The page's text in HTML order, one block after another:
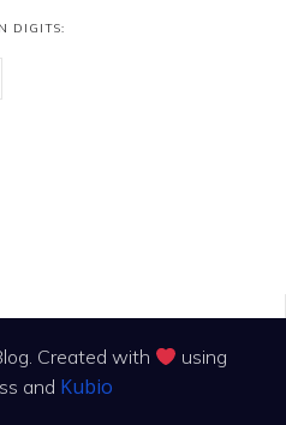
DIGITS:
Created with
using
and Kubio